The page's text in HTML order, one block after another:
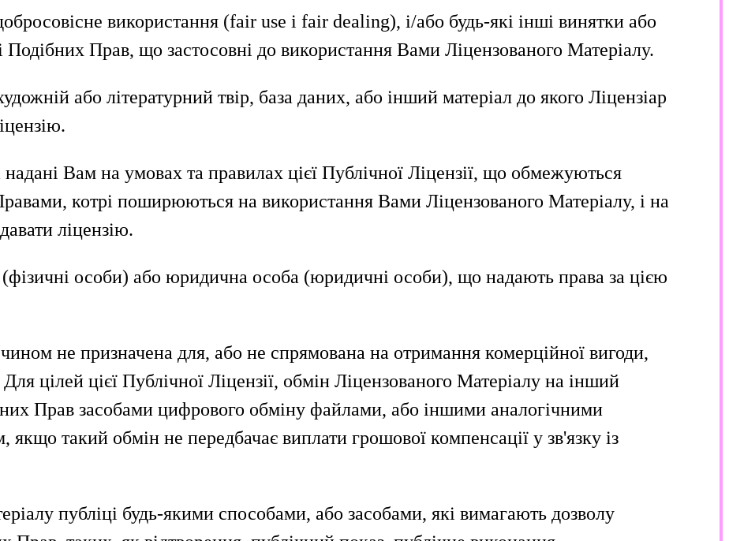
використання (fair use і fair dealing), і/або будь-які інші винятки або
Подібних Прав, що застосовні до використання Вами Ліцензованого Матеріалу.
або літературний твір, база даних, або інший матеріал до якого Ліцензіар
надані Вам на умовах та правилах цієї Публічної Ліцензії, що обмежуються
котрі поширюються на використання Вами Ліцензованого Матеріалу, і на
ліцензію.
особи) або юридична особа (юридичні особи), що надають права за цією
не призначена для, або не спрямована на отримання комерційної вигоди,
цілей цієї Публічної Ліцензії, обмін Ліцензованого Матеріалу на інший
Прав засобами цифрового обміну файлами, або іншими аналогічними
такий обмін не передбачає виплати грошової компенсації у зв'язку із
публіці будь-якими способами, або засобами, які вимагають дозволу